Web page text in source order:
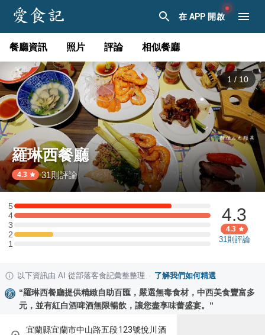
在 APP 開啟
餐廳資訊 照片 評論 相似餐廳
1 / 10
羅琳西餐廳
4.3 ·31則評論
5
5 星：4 則評論
4
4 星：5 則評論
3
3 星：0 則評論
2
2 星：1 則評論
11 星：0 則評論
4.3
4.3
31則評論
以下資訊由 AI 從部落客食記彙整整理 · 了解我們如何精選
“羅琳西餐廳提供精緻自助百匯，嚴選無毒食材，中西美食豐富多
元，並有紅白酒啤酒無限暢飲，讓您盡享味蕾盛宴。 ”
宜蘭縣宜蘭市中山路五段123號悅川酒